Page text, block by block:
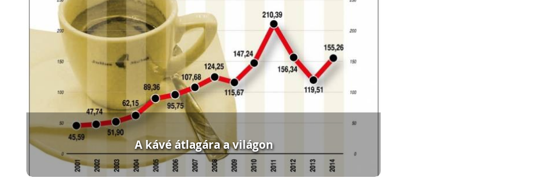
A kávé átlagára a világon